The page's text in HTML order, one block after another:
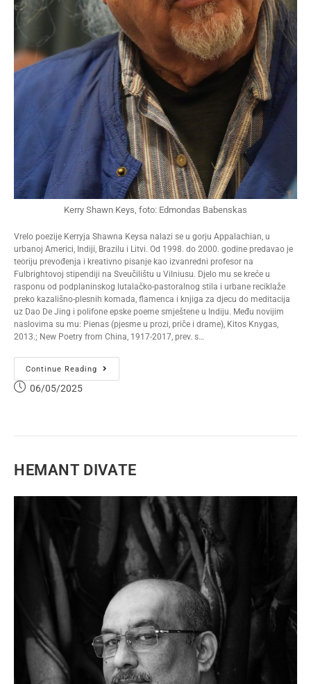
Kerry Shawn Keys, foto: Edmondas Babenskas
Vrelo poezije Kerryja Shawna Keysa nalazi se u gorju Appalachian, u
urbanoj Americi, Indiji, Brazilu i Litvi. Od 1998. do 2000. godine predavao je
teoriju prevođenja i kreativno pisanje kao izvanredni profesor na
Fulbrightovoj stipendiji na Sveučilištu u Vilniusu. Djelo mu se kreće u
rasponu od podplaninskog lutalačko-pastoralnog stila i urbane reciklaže
preko kazališno-plesnih komada, flamenca i knjiga za djecu do meditacija
uz Dao De Jing i polifone epske poeme smještene u Indiju. Među novijim
naslovima su mu: Pienas (pjesme u prozi, priče i drame), Kitos Knygas,
2013.; New Poetry from China, 1917-2017, prev. s…
Continue Reading
06/05/2025
HEMANT DIVATE